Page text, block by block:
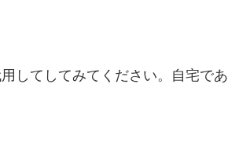
してしてみてください。自宅であ